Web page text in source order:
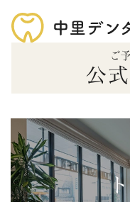
ご
公